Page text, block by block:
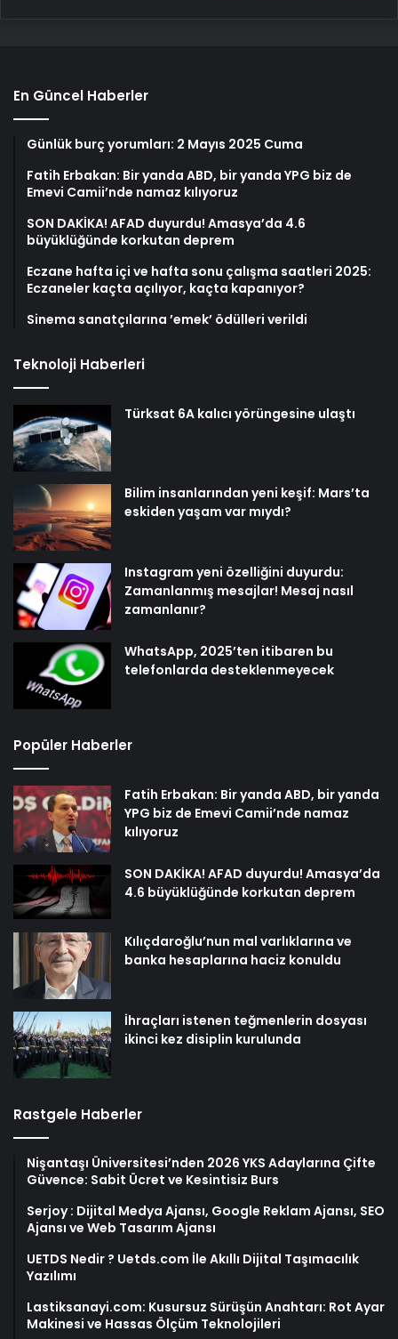
En Güncel Haberler
Günlük burç yorumları: 2 Mayıs 2025 Cuma
Fatih Erbakan: Bir yanda ABD, bir yanda YPG biz de
Emevi Camii’nde namaz kılıyoruz
SON DAKİKA! AFAD duyurdu! Amasya’da 4.6
büyüklüğünde korkutan deprem
Eczane hafta içi ve hafta sonu çalışma saatleri 2025:
Eczaneler kaçta açılıyor, kaçta kapanıyor?
Sinema sanatçılarına ’emek’ ödülleri verildi
Teknoloji Haberleri
Türksat 6A kalıcı yörüngesine ulaştı
Bilim insanlarından yeni keşif: Mars’ta
eskiden yaşam var mıydı?
Instagram yeni özelliğini duyurdu:
Zamanlanmış mesajlar! Mesaj nasıl
zamanlanır?
WhatsApp, 2025’ten itibaren bu
telefonlarda desteklenmeyecek
Popüler Haberler
Fatih Erbakan: Bir yanda ABD, bir yanda
YPG biz de Emevi Camii’nde namaz
kılıyoruz
SON DAKİKA! AFAD duyurdu! Amasya’da
4.6 büyüklüğünde korkutan deprem
Kılıçdaroğlu’nun mal varlıklarına ve
banka hesaplarına haciz konuldu
İhraçları istenen teğmenlerin dosyası
ikinci kez disiplin kurulunda
Rastgele Haberler
Nişantaşı Üniversitesi’nden 2026 YKS Adaylarına Çifte
Güvence: Sabit Ücret ve Kesintisiz Burs
Serjoy : Dijital Medya Ajansı, Google Reklam Ajansı, SEO
Ajansı ve Web Tasarım Ajansı
UETDS Nedir ? Uetds.com İle Akıllı Dijital Taşımacılık
Yazılımı
Lastiksanayi.com: Kusursuz Sürüşün Anahtarı: Rot Ayar
Makinesi ve Hassas Ölçüm Teknolojileri